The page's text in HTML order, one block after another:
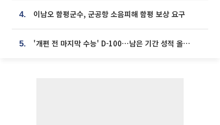
4. 이남오 함평군수, 군공항 소음피해 함평 보상 요구
5. '개편 전 마지막 수능' D-100⋯남은 기간 성적 올릴 전략은